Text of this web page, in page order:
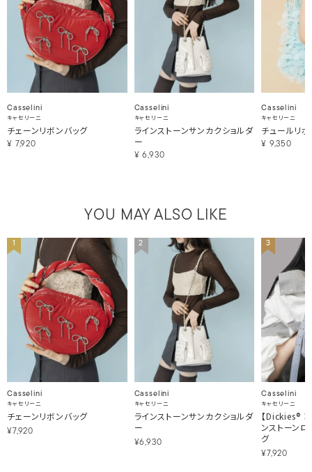
Casselini
キャセリーニ
チェーンリボンバッグ
¥ 7,920
Casselini
キャセリーニ
ラインストーンサンカクショルダ
ー
¥ 6,930
Casselini
キャセリーニ
チュールリ
¥ 9,350
YOU MAY ALSO LIKE
1
Casselini
キャセリーニ
チェーンリボンバッグ
¥7,920
2
Casselini
キャセリーニ
ラインストーンサンカクショルダ
ー
¥6,930
3
Casselini
キャセリーニ
【Dickies®
ンストーン
グ
¥7,920